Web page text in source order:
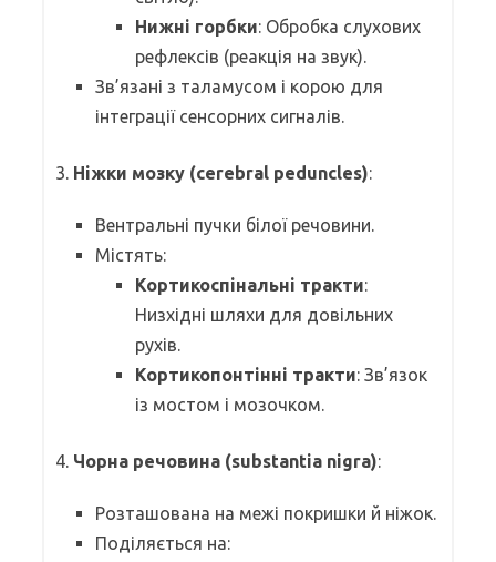
Нижні горбки: Обробка слухових
рефлексів (реакція на звук).
Зв’язані з таламусом і корою для
інтеграції сенсорних сигналів.
3. Ніжки мозку (cerebral peduncles):
Вентральні пучки білої речовини.
Містять:
Кортикоспінальні тракти:
Низхідні шляхи для довільних
рухів.
Кортикопонтінні тракти: Зв’язок
із мостом і мозочком.
4. Чорна речовина (substantia nigra):
Розташована на межі покришки й ніжок.
Поділяється на: